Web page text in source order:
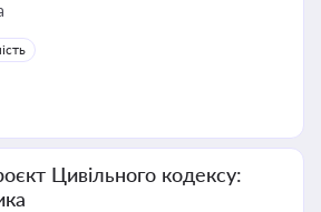
Цивільного кодексу: